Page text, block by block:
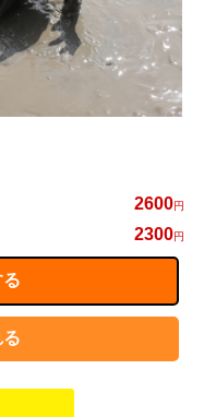
2600円
2300円